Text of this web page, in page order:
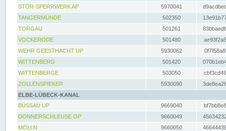
STÖR-SPERRWERK AP 5970041
TANGERMÜNDE
502350
TORGAU
501261
VOCKERODE
501480
WEHR GEESTHACHT UP
5930062
WITTENBERG
501420
WITTENBERGE
503050
ZOLLENSPIEKER
5930090
ELBE-LÜBECK-KANAL
BÜSSAU UP
9669040
DONNERSCHLEUSE OP
9660049
MÖLLN
9660050